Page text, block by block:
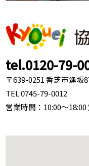
tel.0120-79-
〒639-0251 香芝市逢坂
TEL:0745-79-0012
営業時間：10:00～